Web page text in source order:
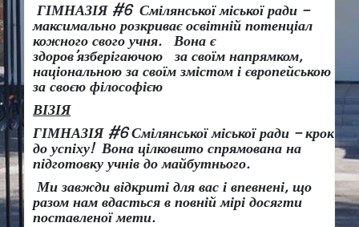
ГІМНАЗІЯ #6 Смілянської міської ради –
максимально розкриває освітній потенціал
кожного свого учня.
Вона є
здоров’язберігаючою за своїм напрямком,
національною за своїм змістом і європейською
за своєю філософією
ВІЗІЯ
ГІМНАЗІЯ #6 Смілянської міської ради – крок
до успіху! Вона цілковито спрямована на
підготовку учнів до майбутнього.
Ми завжди відкриті для вас і впевнені, що
разом нам вдасться в повній мірі досягти
поставленої мети.